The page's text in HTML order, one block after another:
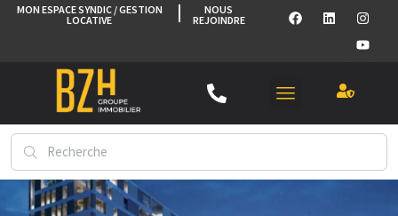
MON ESPACE SYNDIC / GESTION
LOCATIVE
NOUS
REJOINDRE